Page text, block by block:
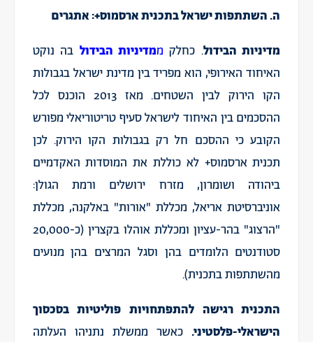
ה. השתתפות ישראל בתכנית ארסמוס+: אתגרים
מדיניות הבידול. כחלק ממדיניות הבידול בה נוקט
האיחוד האירופי, הוא מפריד בין מדינת ישראל בגבולות
הקו הירוק לבין השטחים. מאז 2013 הוכנס לכל
ההסכמים בין האיחוד לישראל סעיף טריטוריאלי מפורש
הקובע כי ההסכם חל רק בגבולות הקו הירוק. לכן
תכנית ארסמוס+ לא כוללת את המוסדות האקדמיים
ביהודה ושומרון, מזרח ירושלים ורמת הגולן:
אוניברסיטת אריאל, מכללת "אורות" באלקנה, מכללת
"הרצוג" בהר-עציון ומכללת אוהלו בקצרין (כ-20,000
סטודנטים הלומדים בהן וסגל המרצים בהן מנועים
מהשתתפות בתכנית).
התכנית רגישה להתפתחויות פוליטיות בסכסוך
הישראלי-פלסטיני. כאשר ממשלת נתניהו העלתה